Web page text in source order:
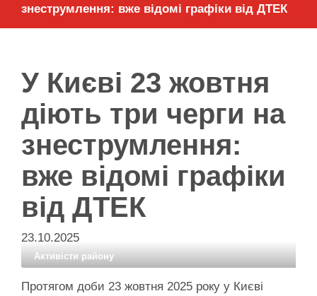
знеструмлення: вже відомі графіки від ДТЕК
У Києві 23 жовтня
діють три черги на
знеструмлення:
вже відомі графіки
від ДТЕК
23.10.2025
Активісти району
Протягом доби 23 жовтня 2025 року у Києві